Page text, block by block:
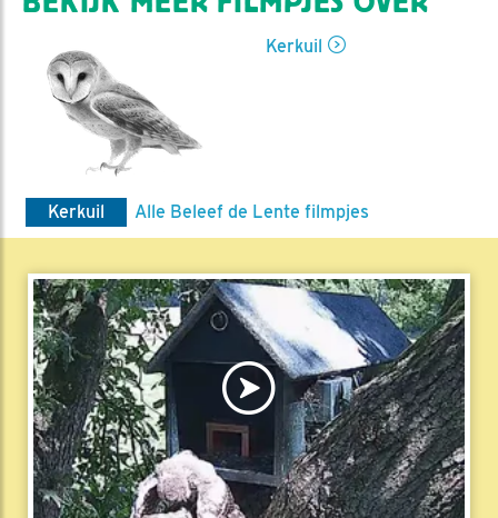
Kerkuil
Kerkuil Alle Beleef de Lente filmpjes